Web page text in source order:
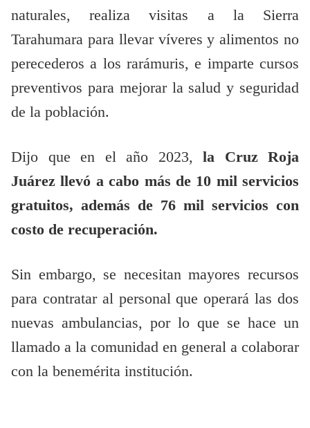
naturales, realiza visitas a la Sierra
Tarahumara para llevar víveres y alimentos no
perecederos a los rarámuris, e imparte cursos
preventivos para mejorar la salud y seguridad
de la población.
Dijo que en el año 2023, la Cruz Roja
Juárez llevó a cabo más de 10 mil servicios
gratuitos, además de 76 mil servicios con
costo de recuperación.
Sin embargo, se necesitan mayores recursos
para contratar al personal que operará las dos
nuevas ambulancias, por lo que se hace un
llamado a la comunidad en general a colaborar
con la benemérita institución.